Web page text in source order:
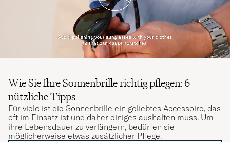
Wie Sie Ihre Sonnenbrille richtig pflegen: 6
nützliche Tipps
Für viele ist die Sonnenbrille ein geliebtes Accessoire, das
oft im Einsatz ist und daher einiges aushalten muss. Um
ihre Lebensdauer zu verlängern, bedürfen sie
möglicherweise etwas zusätzlicher Pflege.